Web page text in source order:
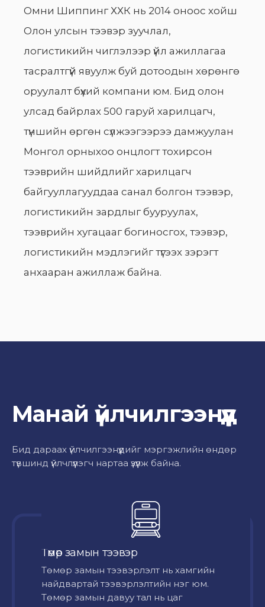
Омни Шиппинг ХХК нь 2014 оноос хойш
Олон улсын тээвэр зуучлал,
логистикийн чиглэлээр үйл ажиллагаа
тасралтгүй явуулж буй дотоодын хөрөнгө
оруулалт бүхий компани юм. Бид олон
улсад байрлах 500 гаруй харилцагч,
түншийн өргөн сүлжээгээрээ дамжуулан
Монгол орныхоо онцлогт тохирсон
тээврийн шийдлийг харилцагч
байгууллагууддаа санал болгон тээвэр,
логистикийн зардлыг бууруулах,
тээврийн хугацааг богиносгох, тээвэр,
логистикийн мэдлэгийг түгээх зэрэгт
анхааран ажиллаж байна.
Манай үйлчилгээнүүд
Бид дараах үйлчилгээнүүдийг мэргэжлийн өндөр
түвшинд үйлчлүүлэгч нартаа үзүүлж байна.
Төмөр замын тээвэр
Төмөр замын тээвэрлэлт нь хамгийн
найдвартай тээвэрлэлтийн нэг юм.
Төмөр замын давуу тал нь цаг